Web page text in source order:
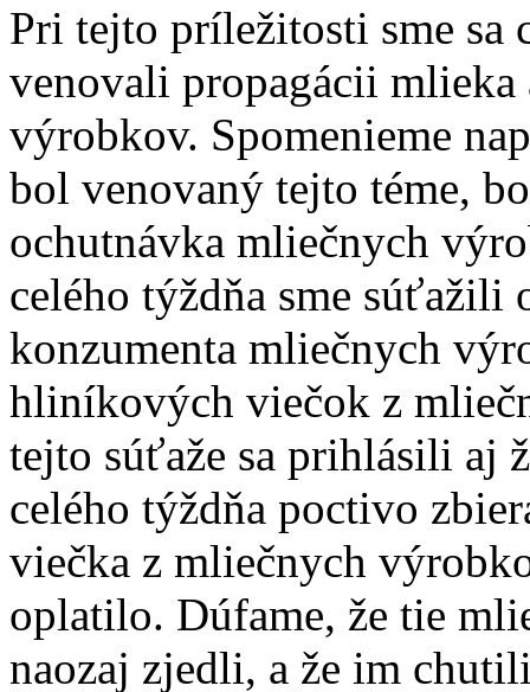
Pri tejto príležitosti sme sa
venovali propagácii mlieka
výrobkov. Spomenieme
bol venovaný tejto téme,
ochutnávka mliečnych
celého týždňa sme súťažili
konzumenta mliečnych
hliníkových viečok z
tejto súťaže sa prihlásili aj
celého týždňa poctivo
viečka z mliečnych
oplatilo. Dúfame, že tie
naozaj zjedli, a že im